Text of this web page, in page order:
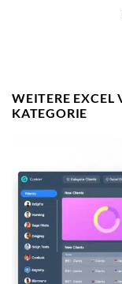
WEITERE EXCEL
KATEGORIE